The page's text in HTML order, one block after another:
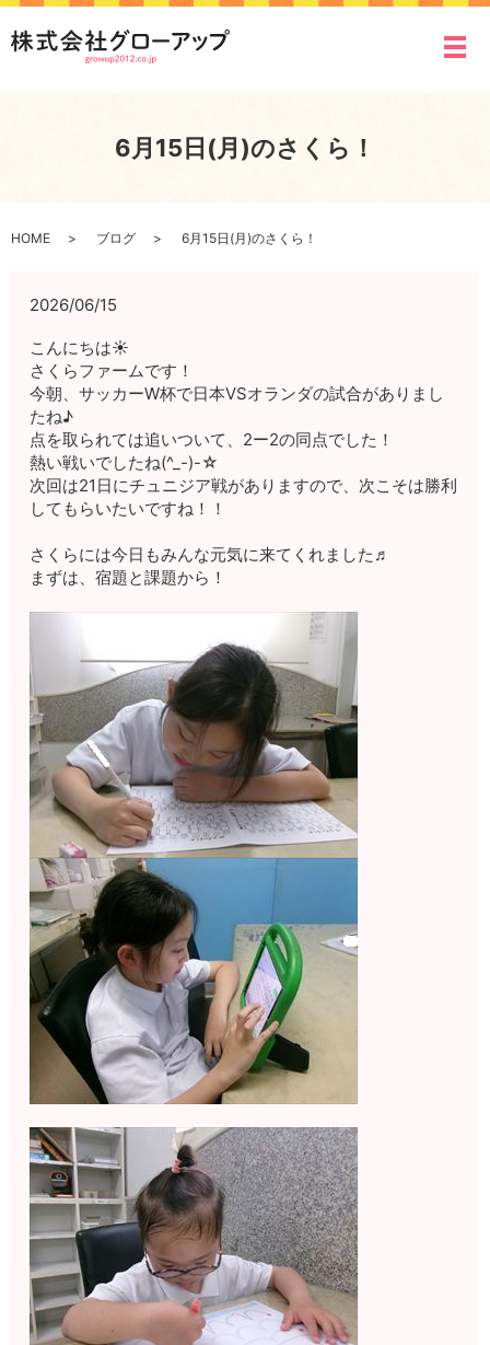
メ
6月15日(月)のさくら！
HOME ブログ 6月15日(月)のさくら！
2026/06/15
こんにちは☀
さくらファームです！
今朝、サッカーW杯で日本VSオランダの試合がありまし
たね♪
点を取られては追いついて、2ー2の同点でした！
熱い戦いでしたね(^_-)-☆
次回は21日にチュニジア戦がありますので、次こそは勝利
してもらいたいですね！！
さくらには今日もみんな元気に来てくれました♬
まずは、宿題と課題から！